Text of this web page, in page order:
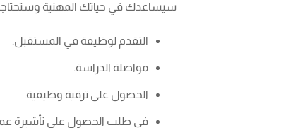
سيساعدك في حياتك المهنية
التقدم لوظيفة في المستقبل.
مواصلة الدراسة.
الحصول على ترقية وظيفية.
في طلب الحصول على تأشيرة